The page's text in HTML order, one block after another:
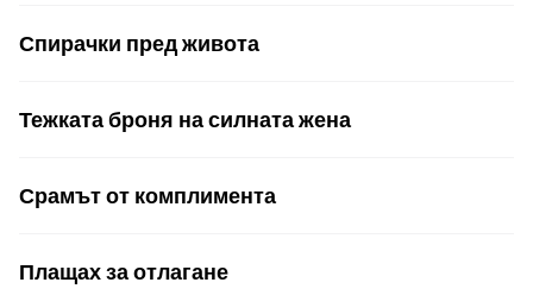
Спирачки пред живота
Тежката броня на силната жена
Срамът от комплимента
Плащах за отлагане